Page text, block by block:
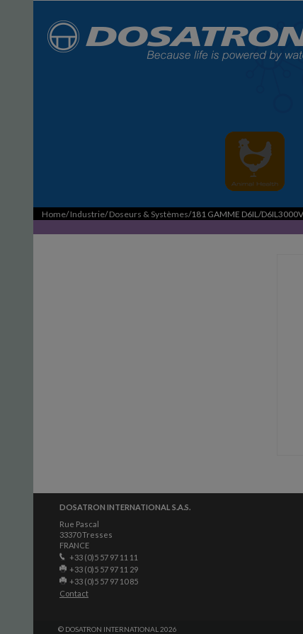
Home/Industrie/Doseurs & Systèmes/181 GAMME D6IL/
DOSATRON INTERNATIONAL S.A.S.
Rue Pascal
33370 Tresses
FRANCE
+33 (0)5 57 97 11 11
+33 (0)5 57 97 11 29
+33 (0)5 57 97 10 85
Contact
© DOSATRON INTERNATIONAL 2026